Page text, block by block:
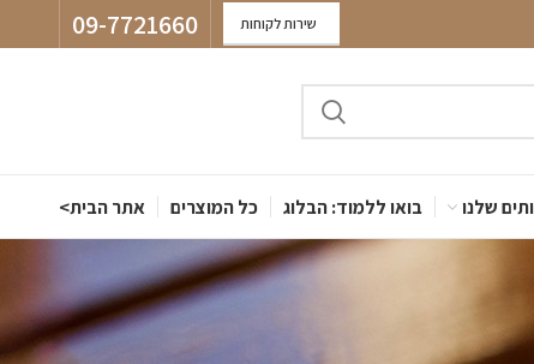
שירות לקוחות 09-7721660
שלנו בואו ללמוד: הבלוג כל המוצרים אתר הבית>